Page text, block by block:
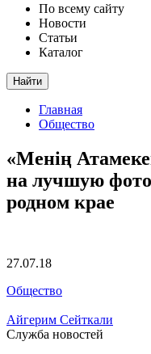
По всему сайту
Новости
Статьи
Каталог
Найти
Главная
Общество
«Менің
на лучшую
родном крае
27.07.18
Общество
Айгерим Сейткали
Служба новостей